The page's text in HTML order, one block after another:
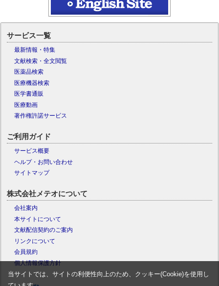
サービス一覧
最新情報・特集
文献検索・全文閲覧
医薬品検索
医療機器検索
医学書通販
医療動画
著作権許諾サービス
ご利用ガイド
サービス概要
ヘルプ・お問い合わせ
サイトマップ
株式会社メテオについて
会社案内
本サイトについて
文献配信契約のご案内
リンクについて
会員規約
個人情報保護方針
当サイトでは、サイトの利便性向上のため、クッキー(Cookie)を使用し